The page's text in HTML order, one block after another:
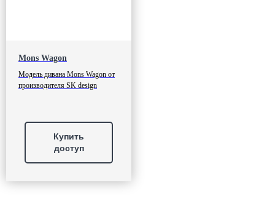
Mons Wagon
Модель дивана Mons Wagon от
производителя SK design
Купить
доступ